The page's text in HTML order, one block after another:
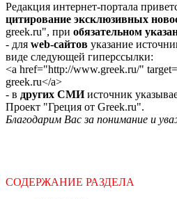
Редакция интернет-портала
цитирование эксклюзивных
greek.ru", при обязательном
- для web-сайтов указание
виде следующей гиперссылки:
<a href="http://www.greek.ru/"
greek.ru</a>
- в других СМИисточник
Проект "Греция от Greek.ru".
Благодарим Вас за понимание и
СОДЕРЖАНИЕ РАЗДЕЛА